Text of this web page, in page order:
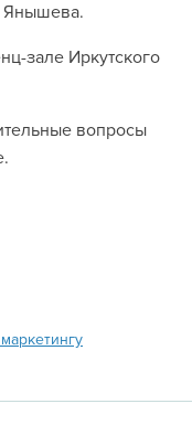
Янышева.
зале Иркутского
вопросы